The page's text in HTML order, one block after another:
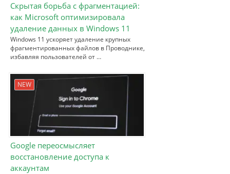
Скрытая борьба с фрагментацией:
как Microsoft оптимизировала
удаление данных в Windows 11
Windows 11 ускоряет удаление крупных
фрагментированных файлов в Проводнике,
избавляя пользователей от …
NEW
Google переосмысляет
восстановление доступа к
аккаунтам